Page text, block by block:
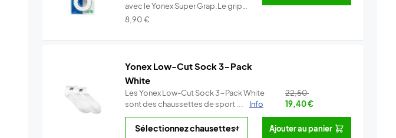
avec le Yonex Super Grap.Le grip
... Info
8,90€
Yonex Low-Cut Sock 3-Pack
White
Les Yonex Low-Cut Sock 3-Pack White
sont des chaussettes de sport ...
Info
22,50
19,40€
Ajouter au panier